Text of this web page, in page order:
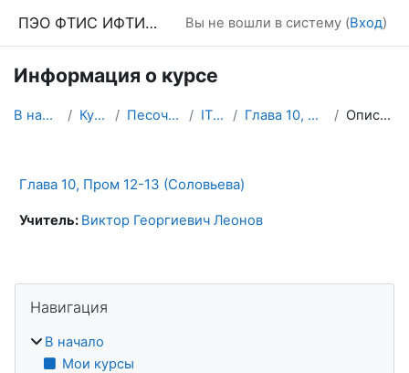
ПЭО ФТИС ИФТИС МПГУ Вы не вошли в систему (Вход)
Информация о курсе
В начало Курсы Песочница ITEv7 Глава 10, П12-13 Описание
Глава 10, Пром 12-13 (Соловьева)
Учитель: Виктор Георгиевич Леонов
Блоки
Навигация
В начало
Мои курсы